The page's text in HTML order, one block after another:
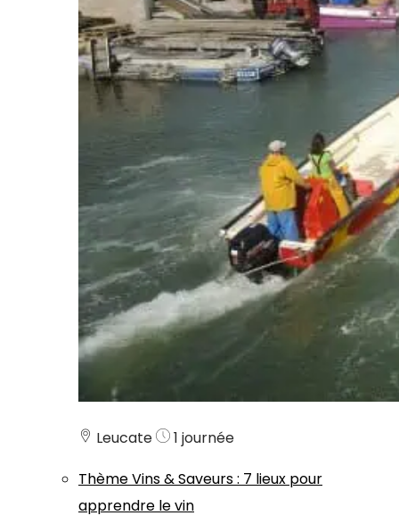
Leucate
1 journée
ThèmeVins & Saveurs: 7 lieux pour
apprendre le vin